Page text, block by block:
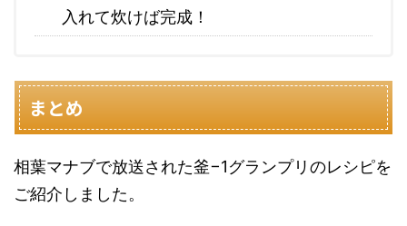
入れて炊けば完成！
まとめ
相葉マナブで放送された釜−1グランプリのレシピを
ご紹介しました。